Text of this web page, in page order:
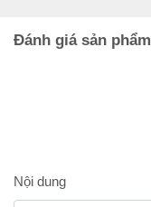
Đánh giá sản phẩm
Nội dung